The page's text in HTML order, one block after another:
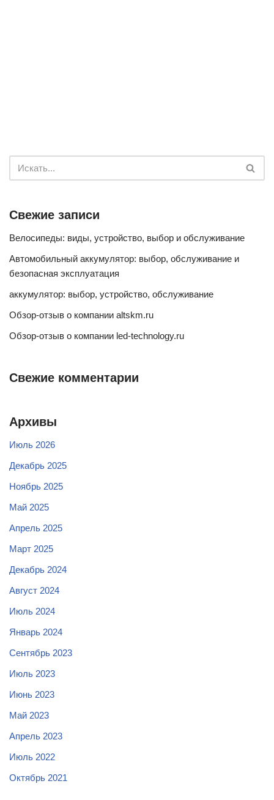
Свежие записи
Велосипеды: виды, устройство, выбор и обслуживание
Автомобильный аккумулятор: выбор, обслуживание и
безопасная эксплуатация
аккумулятор: выбор, устройство, обслуживание
Обзор-отзыв о компании altskm.ru
Обзор-отзыв о компании led-technology.ru
Свежие комментарии
Архивы
Июль 2026
Декабрь 2025
Ноябрь 2025
Май 2025
Апрель 2025
Март 2025
Декабрь 2024
Август 2024
Июль 2024
Январь 2024
Сентябрь 2023
Июль 2023
Июнь 2023
Май 2023
Апрель 2023
Июль 2022
Октябрь 2021